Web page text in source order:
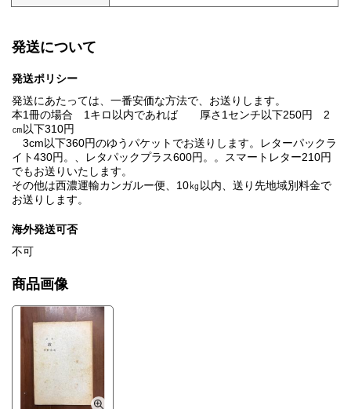
発送について
発送ポリシー
発送にあたっては、一番安価な方法で、お送りします。
本1冊の場合 1キロ以内であれば 厚さ1センチ以下250円 2
㎝以下310円
3cm以下360円のゆうパケットでお送りします。レターパックラ
イト430円。、レタパックプラス600円。。スマートレター210円
でもお送りいたします。
その他は西濃運輸カンガルー便、10㎏以内、送り先地域別料金で
お送りします。
海外発送可否
不可
商品画像